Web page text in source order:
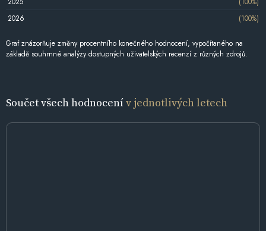
2026
(100%)
Graf znázorňuje změny procentního konečného hodnocení, vypočítaného na
základě souhrnné analýzy dostupných uživatelských recenzí z různých zdrojů.
Součet všech hodnocenív jednotlivých letech